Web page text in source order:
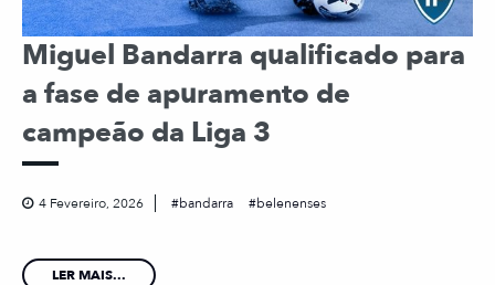
Miguel Bandarra qualificado para
a fase de apuramento de
campeão da Liga 3
4 Fevereiro, 2026 bandarra belenenses
LER MAIS...